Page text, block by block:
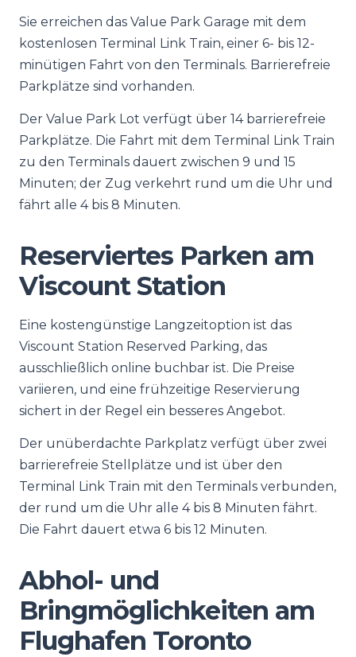
Sie erreichen das Value Park Garage mit dem
kostenlosen Terminal Link Train, einer 6- bis 12-
minütigen Fahrt von den Terminals. Barrierefreie
Parkplätze sind vorhanden.
Der Value Park Lot verfügt über 14 barrierefreie
Parkplätze. Die Fahrt mit dem Terminal Link Train
zu den Terminals dauert zwischen 9 und 15
Minuten; der Zug verkehrt rund um die Uhr und
fährt alle 4 bis 8 Minuten.
Reserviertes Parken am
Viscount Station
Eine kostengünstige Langzeitoption ist das
Viscount Station Reserved Parking, das
ausschließlich online buchbar ist. Die Preise
variieren, und eine frühzeitige Reservierung
sichert in der Regel ein besseres Angebot.
Der unüberdachte Parkplatz verfügt über zwei
barrierefreie Stellplätze und ist über den
Terminal Link Train mit den Terminals verbunden,
der rund um die Uhr alle 4 bis 8 Minuten fährt.
Die Fahrt dauert etwa 6 bis 12 Minuten.
Abhol- und
Bringmöglichkeiten am
Flughafen Toronto